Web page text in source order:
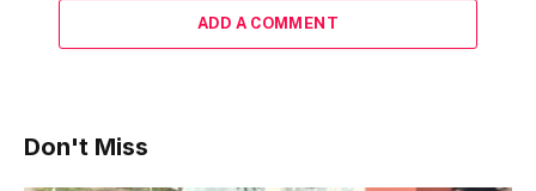
ADD A COMMENT
Don't Miss